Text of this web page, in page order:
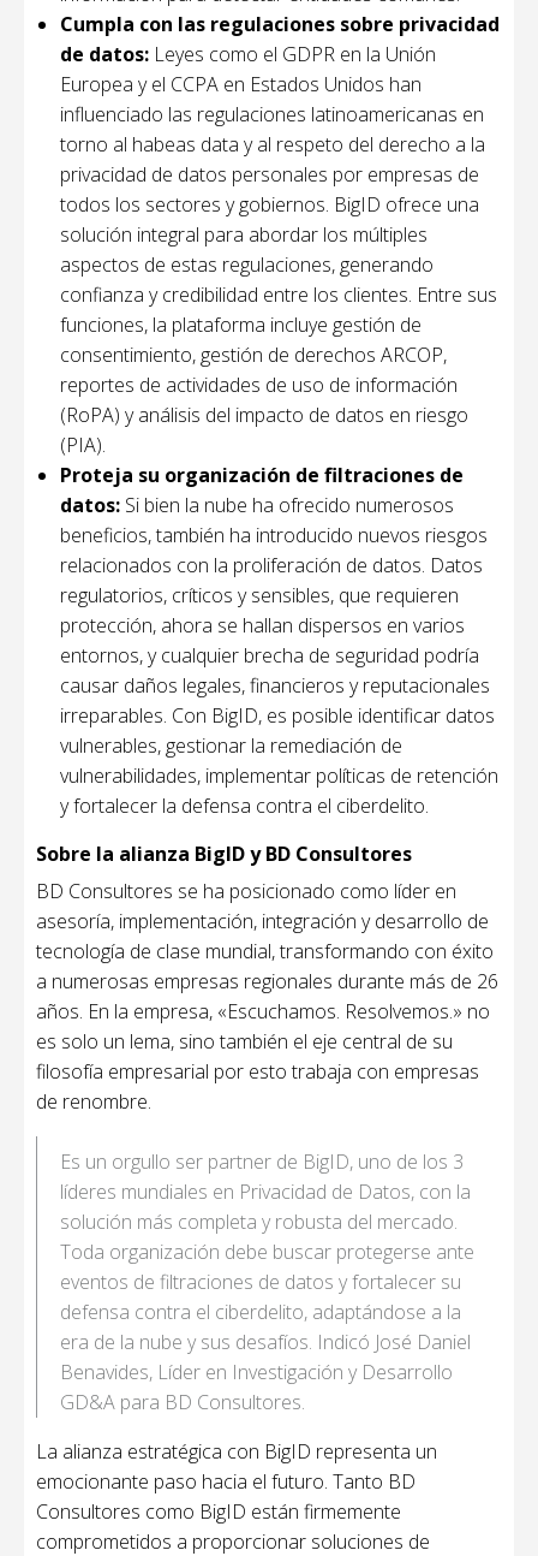
Cumpla con las regulaciones sobre privacidad
de datos: Leyes como el GDPR en la Unión
Europea y el CCPA en Estados Unidos han
influenciado las regulaciones latinoamericanas en
torno al habeas data y al respeto del derecho a la
privacidad de datos personales por empresas de
todos los sectores y gobiernos. BigID ofrece una
solución integral para abordar los múltiples
aspectos de estas regulaciones, generando
confianza y credibilidad entre los clientes. Entre sus
funciones, la plataforma incluye gestión de
consentimiento, gestión de derechos ARCOP,
reportes de actividades de uso de información
(RoPA) y análisis del impacto de datos en riesgo
(PIA).
Proteja su organización de filtraciones de
datos: Si bien la nube ha ofrecido numerosos
beneficios, también ha introducido nuevos riesgos
relacionados con la proliferación de datos. Datos
regulatorios, críticos y sensibles, que requieren
protección, ahora se hallan dispersos en varios
entornos, y cualquier brecha de seguridad podría
causar daños legales, financieros y reputacionales
irreparables. Con BigID, es posible identificar datos
vulnerables, gestionar la remediación de
vulnerabilidades, implementar políticas de retención
y fortalecer la defensa contra el ciberdelito.
Sobre la alianza BigID y BD Consultores
BD Consultores se ha posicionado como líder en
asesoría, implementación, integración y desarrollo de
tecnología de clase mundial, transformando con éxito
a numerosas empresas regionales durante más de 26
años. En la empresa, «Escuchamos. Resolvemos.» no
es solo un lema, sino también el eje central de su
filosofía empresarial por esto trabaja con empresas
de renombre.
Es un orgullo ser partner de BigID, uno de los 3
líderes mundiales en Privacidad de Datos, con la
solución más completa y robusta del mercado.
Toda organización debe buscar protegerse ante
eventos de filtraciones de datos y fortalecer su
defensa contra el ciberdelito, adaptándose a la
era de la nube y sus desafíos. Indicó José Daniel
Benavides, Líder en Investigación y Desarrollo
GD&A para BD Consultores.
La alianza estratégica con BigID representa un
emocionante paso hacia el futuro. Tanto BD
Consultores como BigID están firmemente
comprometidos a proporcionar soluciones de